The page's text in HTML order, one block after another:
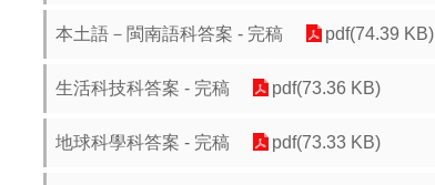
本土語－閩南語科答案 - 完稿 pdf(74.39 KB)
生活科技科答案 - 完稿 pdf(73.36 KB)
地球科學科答案 - 完稿 pdf(73.33 KB)